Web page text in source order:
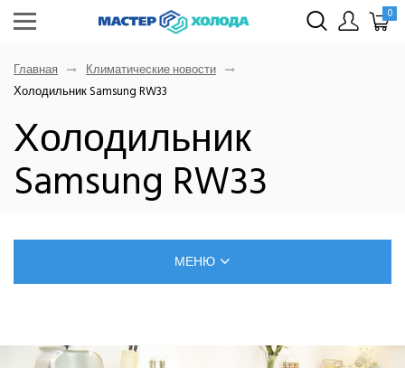
0
Главная
Климатические новости
Холодильник Samsung RW33
Холодильник
Samsung RW33
МЕНЮ
САМОСТОЯТЕЛЬНЫЙ МОНТАЖ КОНДИЦИОНЕРОВ